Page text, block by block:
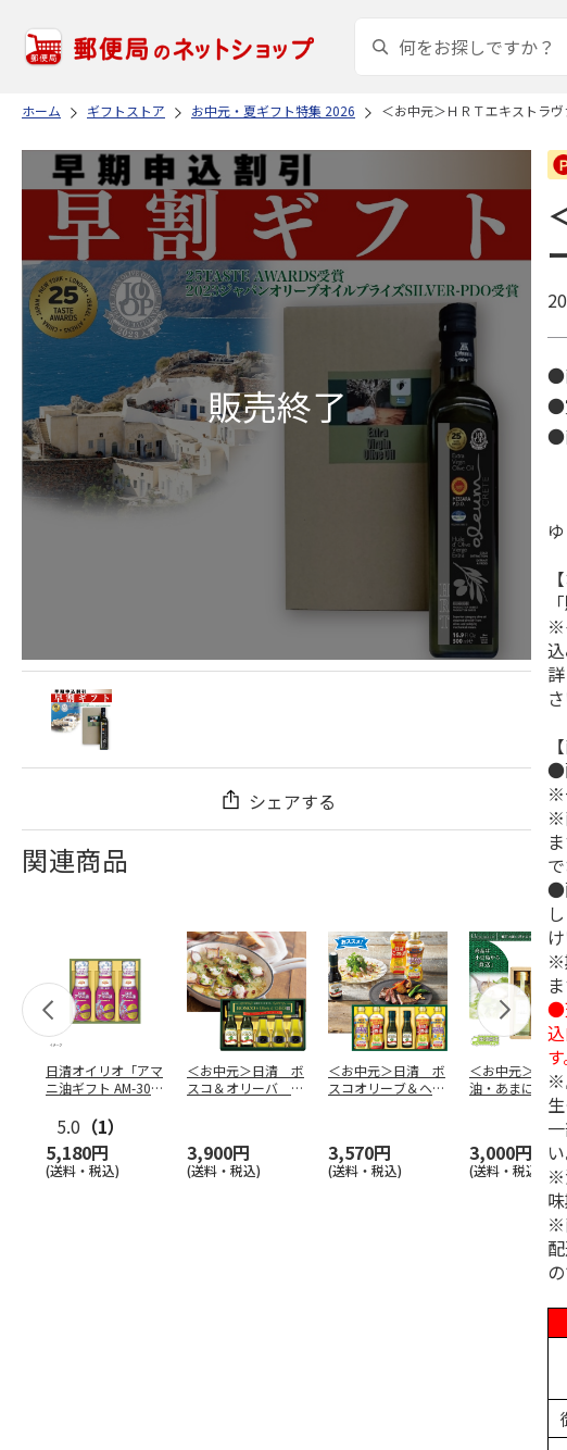
ホーム ギフトストア お中元・夏ギフト特集 2026 ＜お中元＞ＨＲＴエキストラ
シェアする
関連商品
日清オイリオ「アマ
ニ油ギフト AM-30」
5.0 （1）
5,180円
(送料・税込)
＜お中元＞日清 ボ
スコ＆オリーバ
3,900円
(送料・税込)
＜お中元＞日清 ボ
スコオリーブ＆ヘル
3,570円
(送料・税込)
＜お中元＞えご
油・あまに油
０ｍｌ ２本ギ
3,000円
(送料・税込)
●
●
●
※
●
※
※
●
※
●
※
い
※
※